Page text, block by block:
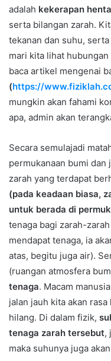
adalah kekerapan
serta bilangan zarah.
tekanan dan suhu,
mari kita lihat
baca artikel mengenai
(https://
mungkin akan fahami
apa, admin akan
Secara semulajadi
permukanaan bumi dan
zarah yang terdapat
(pada keadaan biasa,
untuk berada di
tenaga bagi zarah-
mendapat tenaga, ia
atas, begitu juga air).
(ruangan atmosfera
tenaga. Macam
jalan jauh kita akan
hilang. Di dalam fizik,
tenaga zarah tersebut,
maka suhunya juga